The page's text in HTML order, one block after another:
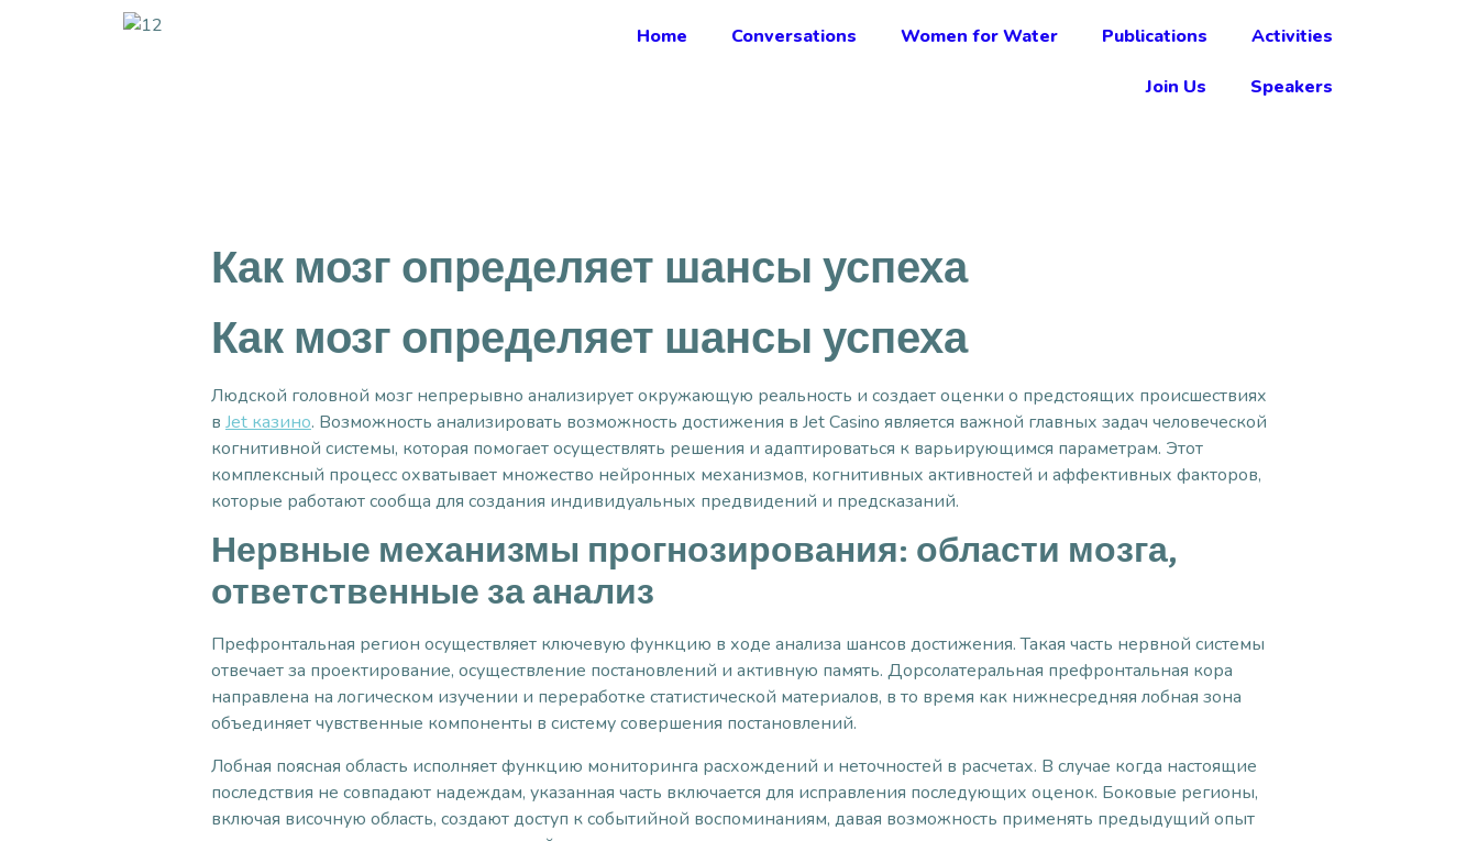
Home Conversations Women for Water Publications Activities
Join Us Speakers
Как мозг определяет шансы успеха
Как мозг определяет шансы успеха
Людской головной мозг непрерывно анализирует окружающую реальность и создает оценки о предстоящих происшествиях
в Jet казино. Возможность анализировать возможность достижения в Jet Casino является важной главных задач человеческой
когнитивной системы, которая помогает осуществлять решения и адаптироваться к варьирующимся параметрам. Этот
комплексный процесс охватывает множество нейронных механизмов, когнитивных активностей и аффективных факторов,
которые работают сообща для создания индивидуальных предвидений и предсказаний.
Нервные механизмы прогнозирования: области мозга,
ответственные за анализ
Префронтальная регион осуществляет ключевую функцию в ходе анализа шансов достижения. Такая часть нервной системы
отвечает за проектирование, осуществление постановлений и активную память. Дорсолатеральная префронтальная кора
направлена на логическом изучении и переработке статистической материалов, в то время как нижнесредняя лобная зона
объединяет чувственные компоненты в систему совершения постановлений.
Лобная поясная область исполняет функцию мониторинга расхождений и неточностей в расчетах. В случае когда настоящие
последствия не совпадают надеждам, указанная часть включается для исправления последующих оценок. Боковые регионы,
включая височную область, создают доступ к событийной воспоминаниям, давая возможность применять предыдущий опыт